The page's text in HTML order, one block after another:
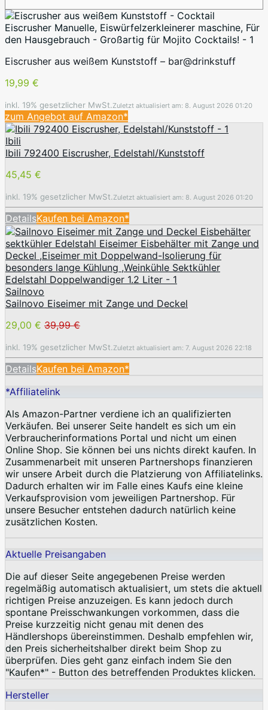
Eiscrusher aus weißem Kunststoff – bar@drinkstuff
19,99 €
inkl. 19% gesetzlicher MwSt.Zuletzt aktualisiert am: 8. August 2026 01:20
zum Angebot auf Amazon*
Ibili
Ibili 792400 Eiscrusher, Edelstahl/Kunststoff
45,45 €
inkl. 19% gesetzlicher MwSt. Zuletzt aktualisiert am: 8. August 2026 01:20
DetailsKaufen bei Amazon*
Sailnovo
Sailnovo Eiseimer mit Zange und Deckel
29,00 € 39,99 €
inkl. 19% gesetzlicher MwSt. Zuletzt aktualisiert am: 7. August 2026 22:18
DetailsKaufen bei Amazon*
*Affiliatelink
Als Amazon-Partner verdiene ich an qualifizierten
Verkäufen. Bei unserer Seite handelt es sich um ein
Verbraucherinformations Portal und nicht um einen
Online Shop. Sie können bei uns nichts direkt kaufen. In
Zusammenarbeit mit unseren Partnershops finanzieren
wir unsere Arbeit durch die Platzierung von Affiliatelinks.
Dadurch erhalten wir im Falle eines Kaufs eine kleine
Verkaufsprovision vom jeweiligen Partnershop. Für
unsere Besucher entstehen dadurch natürlich keine
zusätzlichen Kosten.
Aktuelle Preisangaben
Die auf dieser Seite angegebenen Preise werden
regelmäßig automatisch aktualisiert, um stets die aktuell
richtigen Preise anzuzeigen. Es kann jedoch durch
spontane Preisschwankungen vorkommen, dass die
Preise kurzzeitig nicht genau mit denen des
Händlershops übereinstimmen. Deshalb empfehlen wir,
den Preis sicherheitshalber direkt beim Shop zu
überprüfen. Dies geht ganz einfach indem Sie den
"Kaufen*" - Button des betreffenden Produktes klicken.
Hersteller